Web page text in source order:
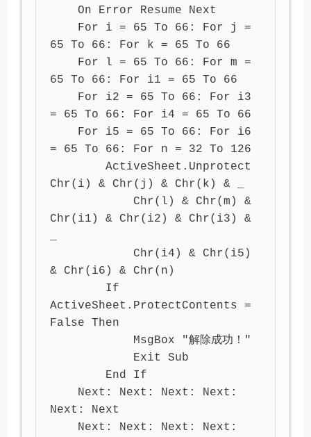
65 To 66: For k = 65 To 66
65 To 66: For i1 = 65 To 66
= 65 To 66: For i4 = 65 To 66
= 65 To 66: For n = 32 To 126
Chr(i) & Chr(j) & Chr(k) & _
Chr(i1) & Chr(i2) & Chr(i3) &
& Chr(i6) & Chr(n)
ActiveSheet.ProtectContents =
False Then
Next: Next